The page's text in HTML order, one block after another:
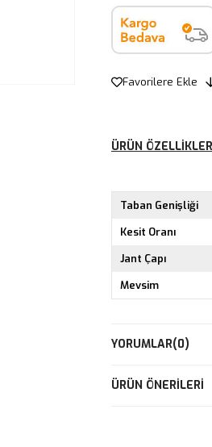
Favorilere Ekle
ÜRÜN
Taban Genişliği
Kesit Oranı
Jant Çapı
Mevsim
YORUMLAR(0)
ÜRÜN ÖNERILERI